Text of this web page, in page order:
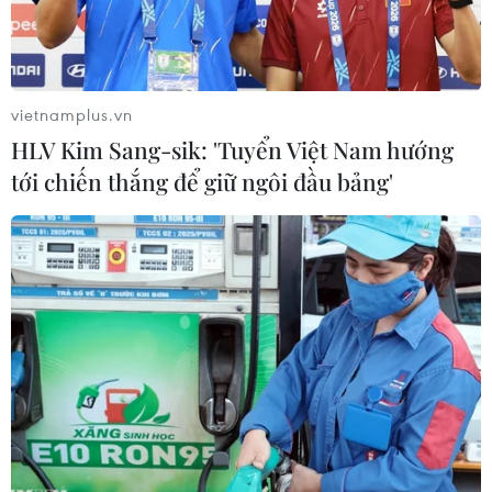
Quang cảnh hội nghị. (Ảnh: Văn Điệp/TTXVN)
Chiều 19/10, Hội nghị toàn quốc triển khai thực
hiện “Chỉ thị số 34/CT-TTg của Thủ tướng Chính
phủ về việc tăng cường thực hiện Đề án đưa Nội
dung Quyền con Người vào Chương trình Giáo
vietnamplus.vn
HLV Kim Sang-sik: 'Tuyển Việt Nam hướng
tới chiến thắng để giữ ngôi đầu bảng'